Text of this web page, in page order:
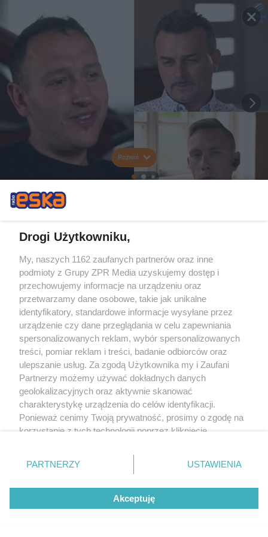
Rozwiń
Drogi Użytkowniku,
My, naszych 1162 zaufanych partnerów oraz inne
podmioty z Grupy ZPR Media uzyskujemy dostęp i
przechowujemy informacje na urządzeniu oraz
przetwarzamy dane osobowe, takie jak unikalne
identyfikatory, standardowe informacje wysyłane przez
urządzenie czy dane przeglądania w celu zapewniania
spersonalizowanych reklam, wybór spersonalizowanych
treści, pomiar reklam i treści, badanie odbiorców oraz
ulepszanie usług. Za zgodą Użytkownika my i Zaufani
Partnerzy możemy używać dokładnych danych
geolokalizacyjnych oraz aktywnie skanować
charakterystykę urządzenia do celów identyfikacji.
Ponieważ cenimy Twoją prywatność, prosimy o zgodę na
korzystanie z tych technologii poprzez kliknięcie
zmienić/wycofać klikając przycisk ustawień prywatności
znajdujący się w lewym dolnym rogu strony
rodzaje przetwarzania danych nie wymagają zgody
użytkownika, ale masz prawo sprzeciwić się takiemu
przetwarzaniu. Preferencje będą miały zastosowanie tylko
PARTNERZY USTAWIENIA
Akceptuję